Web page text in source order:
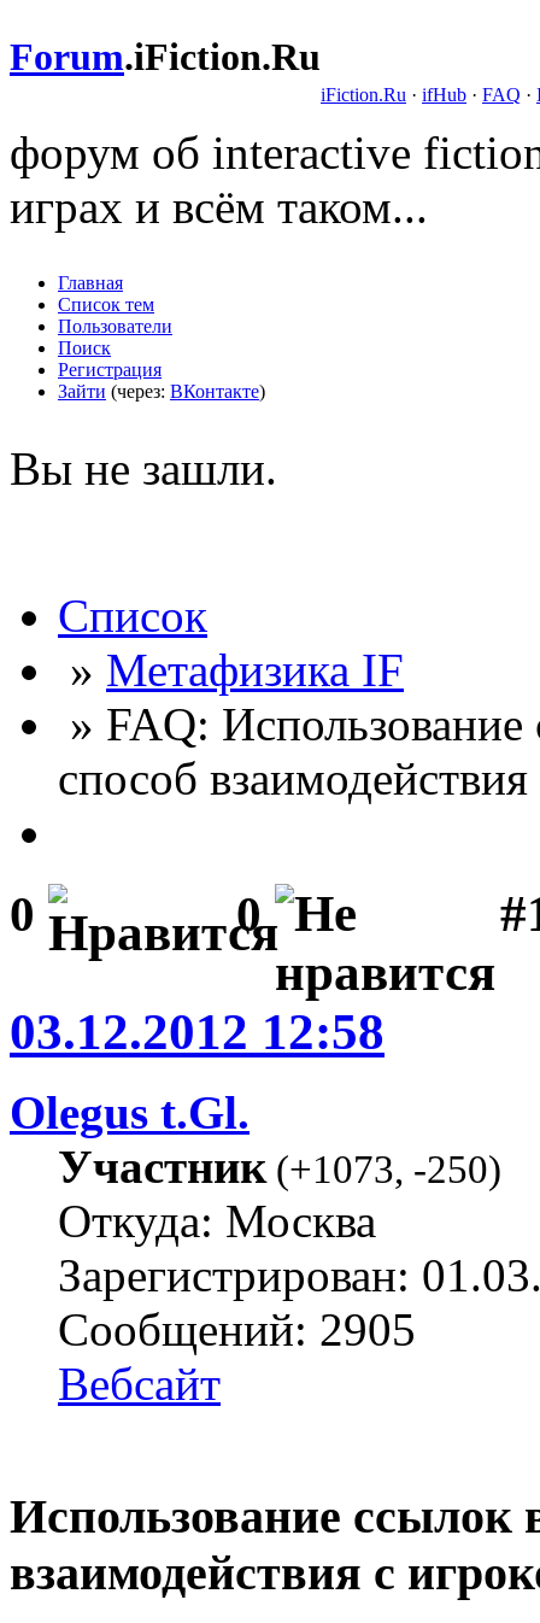
Forum.iFiction.Ru
iFiction.Ru · ifHub · FAQ ·
форум об interactive
играх и всём таком...
Главная
Список тем
Пользователи
Поиск
Регистрация
Зайти (через: ВКонтакте)
Вы не зашли.
Список
» Метафизика IF
» FAQ: Использование
способ
0 0
03.12.2012 12:58
Olegus t.Gl.
Участник(+1073, -250)
Откуда: Москва
Зарегистрирован:
Сообщений: 2905
Вебсайт
Использование ссылок
взаимодействия с